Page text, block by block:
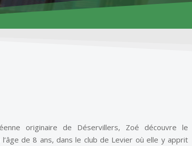
originaire de Déservillers, Zoé découvre le
l’âge de 8 ans, dans le club de Levier où elle y apprit